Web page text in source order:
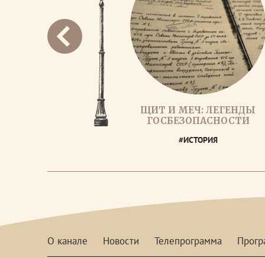
ЩИТ И МЕЧ: ЛЕГЕНДЫ
ГОСБЕЗОПАСНОСТИ
#ИСТОРИЯ
О канале Новости Телепрограмма